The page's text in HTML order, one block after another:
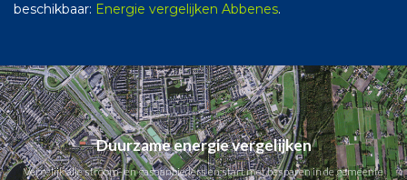
beschikbaar: Energie vergelijken Abbenes.
Duurzame energie vergelijken
Vergelijk alle stroom- en gasaanbieders en start met besparen in de gemeente